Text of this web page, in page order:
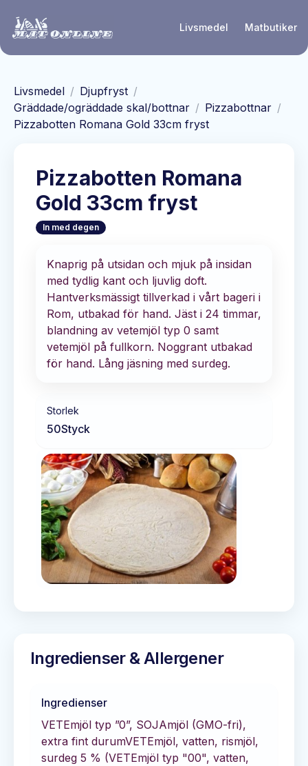
Livsmedel Matbutiker
Livsmedel / Djupfryst /
Gräddade/ogräddade skal/bottnar / Pizzabottnar /
Pizzabotten Romana Gold 33cm fryst
Pizzabotten Romana
Gold 33cm fryst
In med degen
Knaprig på utsidan och mjuk på insidan
med tydlig kant och ljuvlig doft.
Hantverksmässigt tillverkad i vårt bageri i
Rom, utbakad för hand. Jäst i 24 timmar,
blandning av vetemjöl typ 0 samt
vetemjöl på fullkorn. Noggrant utbakad
för hand. Lång jäsning med surdeg.
Storlek
50Styck
Ingredienser & Allergener
Ingredienser
VETEmjöl typ ”0”, SOJAmjöl (GMO-fri),
extra fint durumVETEmjöl, vatten, rismjöl,
surdeg 5 % (VETEmjöl typ "00", vatten,